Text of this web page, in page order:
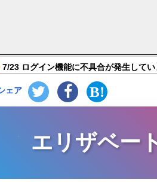
Order】キャラ紹介
7/23 ログイン機能に不具合が発生して
ェア
エリザベー